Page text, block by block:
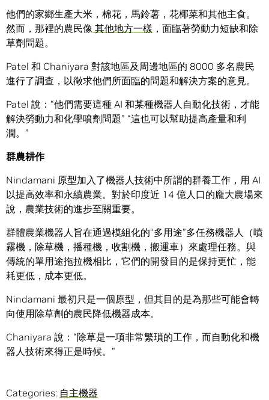
他們的家鄉生產大米，棉花，馬鈴薯，花椰菜和其他主食。
然而，那裡的農民像 其他地方一樣 ，面臨著勞動力短缺和除
草劑問題。
Patel 和 Chaniyara 對該地區及周邊地區的 8000 多名農民
進行了調查，以徵求他們所面臨的問題和解決方案的意見。
Patel 說：“他們需要這種 AI 和某種機器人自動化技術，才能
解決勞動力和化學噴劑問題” “這也可以幫助提高產量和利
潤。”
群農耕作
Nindamani 原型加入了機器人技術中所謂的群養工作，用 AI
以提高效率和永續農業。對於印度近 14 億人口的龐大農場來
說，農業技術的進步至關重要。
群體農業機器人旨在通過模組化的“多用途”多任務機器人（噴
霧機，除草機，播種機，收割機，搬運車）來處理任務。與
傳統的單用途拖拉機相比，它們的開發目的是保持更忙，能
耗更低，成本更低。
Nindamani 最初只是一個原型，但其目的是為那些可能會轉
向使用除草劑的農民降低機器成本。
Chaniyara 說：“除草是一項非常繁瑣的工作，而自動化和機
器人技術來得正是時候。”
Categories: 自主機器